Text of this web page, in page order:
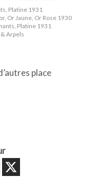
Platine 1931
Or Jaune, Or Rose 1930
Platine 1931
Arpels
place